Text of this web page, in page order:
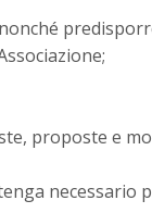
proposte e
necessario